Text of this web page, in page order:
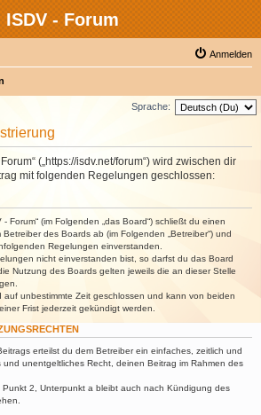
ISDV - Forum
Anmelden
Sprache:
(„https://isdv.net/forum“) wird zwischen dir
mit folgenden Regelungen geschlossen:
- Forum“ (im Folgenden „das Board“) schließt du einen
des Boards ab (im Folgenden „Betreiber“) und
Regelungen einverstanden.
nicht einverstanden bist, so darfst du das Board
Nutzung des Boards gelten jeweils die an dieser Stelle
auf unbestimmte Zeit geschlossen und kann von beiden
Frist jederzeit gekündigt werden.
erteilst du dem Betreiber ein einfaches, zeitlich und
und unentgeltliches Recht, deinen Beitrag im Rahmen des
Punkt 2, Unterpunkt a bleibt auch nach Kündigung des